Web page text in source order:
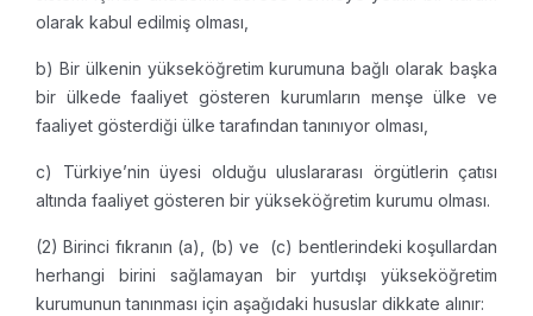
olarak kabul edilmiş olması,
b) Bir ülkenin yükseköğretim kurumuna bağlı olarak başka
bir ülkede faaliyet gösteren kurumların menşe ülke ve
faaliyet gösterdiği ülke tarafından tanınıyor olması,
c) Türkiye’nin üyesi olduğu uluslararası örgütlerin çatısı
altında faaliyet gösteren bir yükseköğretim kurumu olması.
(2) Birinci fıkranın (a), (b) ve (c) bentlerindeki koşullardan
herhangi birini sağlamayan bir yurtdışı yükseköğretim
kurumunun tanınması için aşağıdaki hususlar dikkate alınır: